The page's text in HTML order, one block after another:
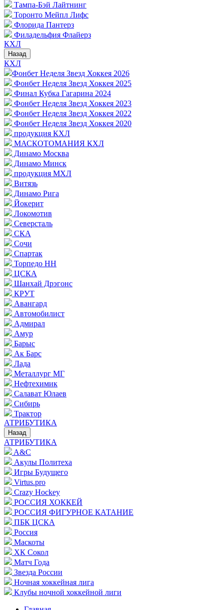
Тампа-Бэй Лайтнинг
Торонто Мейпл Лифс
Флорида Пантерз
Филадельфия Флайерз
КХЛ
Назад
КХЛ
Фонбет Неделя Звезд Хоккея 2026
Фонбет Неделя Звезд Хоккея 2025
Финал Кубка Гагарина 2024
Фонбет Неделя Звезд Хоккея 2023
Фонбет Неделя Звезд Хоккея 2022
Фонбет Неделя Звезд Хоккея 2020
продукция КХЛ
МАСКОТОМАНИЯ КХЛ
Динамо Москва
Динамо Минск
продукция МХЛ
Витязь
Динамо Рига
Йокерит
Локомотив
Северсталь
СКА
Сочи
Спартак
Торпедо НН
ЦСКА
Шанхай Дрэгонс
КРУТ
Авангард
Автомобилист
Адмирал
Амур
Барыс
Ак Барс
Лада
Металлург МГ
Нефтехимик
Салават Юлаев
Сибирь
Трактор
АТРИБУТИКА
Назад
АТРИБУТИКА
A&C
Акулы Политеха
Игры Будущего
Virtus.pro
Crazy Hockey
РОССИЯ ХОККЕЙ
РОССИЯ ФИГУРНОЕ КАТАНИЕ
ПБК ЦСКА
Россия
Маскоты
ХК Сокол
Матч Года
Звезда России
Ночная хоккейная лига
Клубы ночной хоккейной лиги